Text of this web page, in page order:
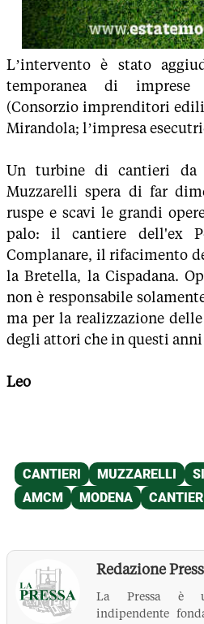
L’intervento è stato
temporanea di
(Consorzio imprenditori
Mirandola; l’impresa
Un turbine di cantieri da
Muzzarelli spera di far
ruspe e scavi le grandi
palo: il cantiere dell'ex
Complanare, il rifacimento
la Bretella, la Cispadana.
non è responsabile
ma per la realizzazione
degli attori che in questi
Leo
Redazione
La Pressa è
indipendente